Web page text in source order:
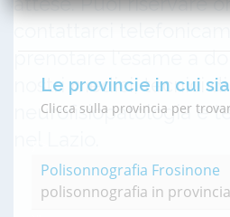
nostri medici, tecnici di
neurofisiopatologia e
Le provincie in cui
Clicca sulla provincia per
Polisonnografia Frosinone
polisonnografia in